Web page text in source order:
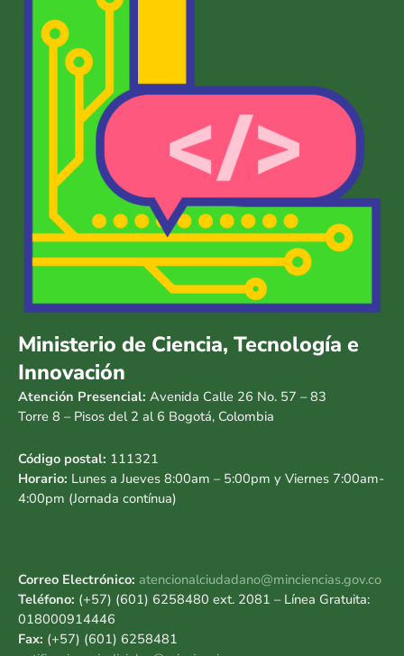
Ministerio de Ciencia, Tecnología e
Innovación
Atención Presencial: Avenida Calle 26 No. 57 – 83
Torre 8 – Pisos del 2 al 6 Bogotá, Colombia
Código postal: 111321
Horario: Lunes a Jueves 8:00am – 5:00pm y Viernes 7:00am-
4:00pm (Jornada contínua)
Correo Electrónico: atencionalciudadano@minciencias.gov.co
Teléfono: (+57) (601) 6258480 ext. 2081 – Línea Gratuita:
018000914446
Fax: (+57) (601) 6258481